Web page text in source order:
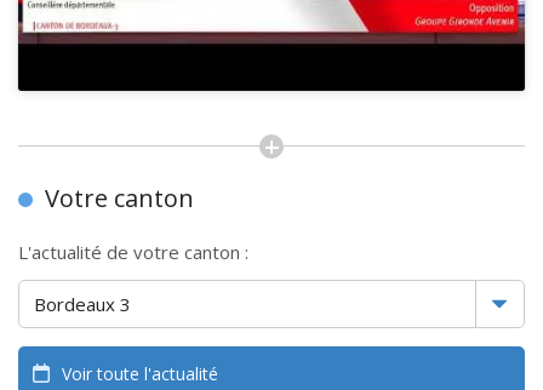
Votre canton
L'actualité de votre canton :
Voir toute l'actualité